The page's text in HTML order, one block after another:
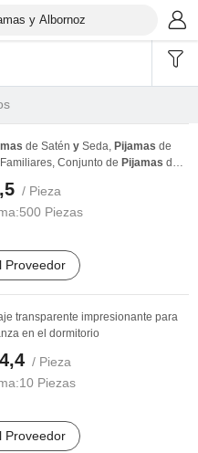
de Satén y Seda, Pijamas de
Familiares, Conjunto de Pijamas de
/ Pieza
500 Piezas
Proveedor
transparente impresionante para
en el dormitorio
/ Pieza
10 Piezas
Proveedor